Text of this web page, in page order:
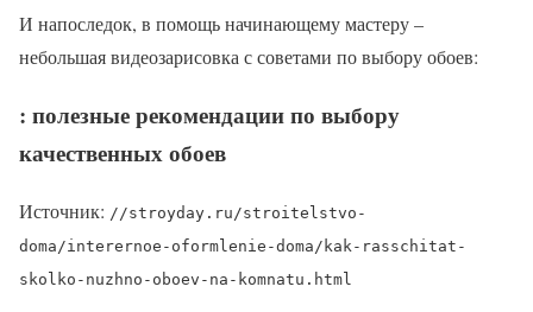
И напоследок, в помощь начинающему мастеру –
небольшая видеозарисовка с советами по выбору обоев:
: полезные рекомендации по выбору
качественных обоев
Источник: //stroyday.ru/stroitelstvo-
doma/interernoe-oformlenie-doma/kak-rasschitat-
skolko-nuzhno-oboev-na-komnatu.html